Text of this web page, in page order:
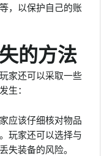
，以保护自己的账
的方法
家还可以采取一些
生：
应该仔细核对物品
玩家还可以选择与
失装备的风险。